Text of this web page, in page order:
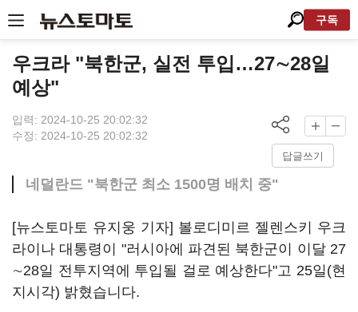
구독
우크라 "북한군, 실전 투입…27∼28일
예상"
입력: 2024-10-25 20:02:32
수정: 2024-10-25 20:02:32
답글쓰기
네덜란드 "북한군 최소 1500명 배치 중"
[뉴스토마토 유지웅 기자] 볼로디미르 젤렌스키 우크
라이나 대통령이 "러시아에 파견된 북한군이 이달 27
∼28일 전투지역에 투입될 걸로 예상한다"고 25일(현
지시각) 밝혔습니다.